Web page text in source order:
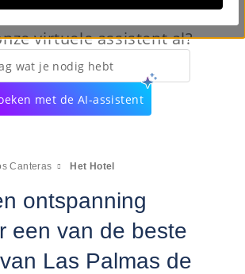
virtuele assistent al?
wat je nodig hebt
met de AI-assistent
Canteras Het Hotel
ontspanning
een van de beste
Las Palmas de